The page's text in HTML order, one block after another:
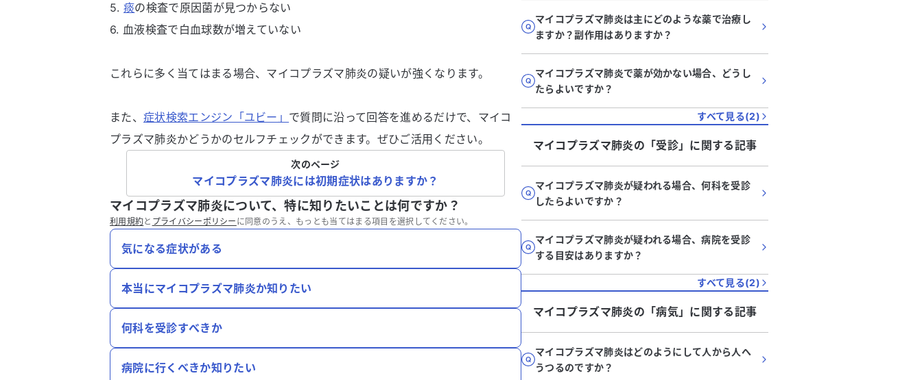
5. 痰の検査で原因菌が見つからない
6. 血液検査で白血球数が増えていない
これらに多く当てはまる場合、マイコプラズマ肺炎の疑いが強くなります。
また、 症状検索エンジン「ユビー」 で質問に沿って回答を進めるだけで、マイコ
プラズマ肺炎かどうかのセルフチェックができます。ぜひご活用ください。
次のページ
マイコプラズマ肺炎には初期症状はありますか？
マイコプラズマ肺炎について、特に知りたいことは何ですか？
利用規約と プライバシーポリシー に同意のうえ、もっとも当てはまる項目を選択してください。
気になる症状がある
本当にマイコプラズマ肺炎か知りたい
何科を受診すべきか
病院に行くべきか知りたい
マイコプラズマ肺炎は主にどのような薬で治療し
ますか？副作用はありますか？
マイコプラズマ肺炎で薬が効かない場合、どうし
たらよいですか？
すべて見る(2)
マイコプラズマ肺炎の「受診」に関する記事
マイコプラズマ肺炎が疑われる場合、何科を受診
したらよいですか？
マイコプラズマ肺炎が疑われる場合、病院を受診
する目安はありますか？
すべて見る(2)
マイコプラズマ肺炎の「病気」に関する記事
マイコプラズマ肺炎はどのようにして人から人へ
うつるのですか？